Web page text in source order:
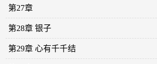
第27章
第28章 银子
第29章 心有千千结